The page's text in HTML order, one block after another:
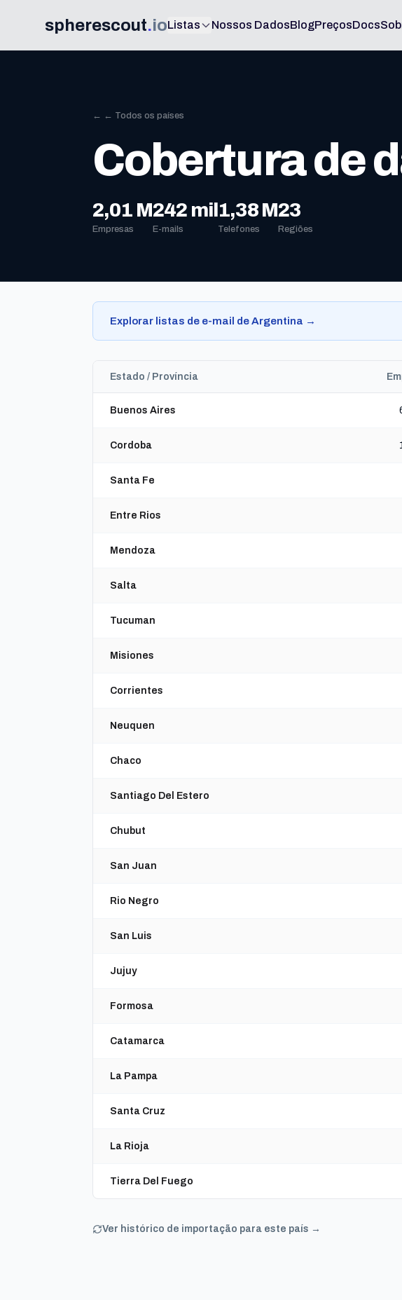
spherescout.ioListas Nossos DadosBlogPreçosDocs
← ← Todos os países
Cobertura de
2,01 M
Empresas
242 mil
E-mails
1,38 M
Telefones
23
Regiões
Explorar listas de e-mail de Argentina →
Estado / Província
Buenos Aires
Cordoba
Santa Fe
Entre Rios
Mendoza
Salta
Tucuman
Misiones
Corrientes
Neuquen
Chaco
Santiago Del Estero
Chubut
San Juan
Rio Negro
San Luis
Jujuy
Formosa
Catamarca
La Pampa
Santa Cruz
La Rioja
Tierra Del Fuego
Ver histórico de importação para este país →